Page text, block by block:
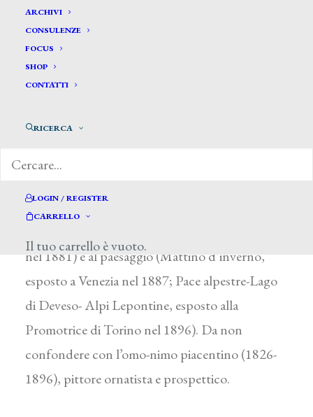
ARCHIVI
CONSULENZE
FOCUS
SHOP
CONTATTI
RICERCA
LOGIN / REGISTER
CARRELLO
Il tuo carrello è vuoto.
Zoppi Antonio *
ZOPPI ANTONIO
Di famiglia alessandrina, si formò con C.
scacchi) al 1886. Si applicò alla pittura di genere
nel 1881) e al paesaggio (Mattino d’inverno,
esposto a Venezia nel 1887; Pace alpestre-Lago
di Deveso- Alpi Lepontine, esposto alla
Promotrice di Torino nel 1896). Da non
confondere con l’omo-nimo piacentino (1826-
1896), pittore ornatista e prospettico.